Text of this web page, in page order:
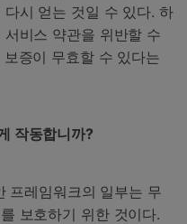
시 얻는 것일 수 있다. 하
비스 약관을 위반할 수
증이 무효할 수 있다는
작동합니까?
프레임워크의 일부는 무
보호하기 위한 것이다.